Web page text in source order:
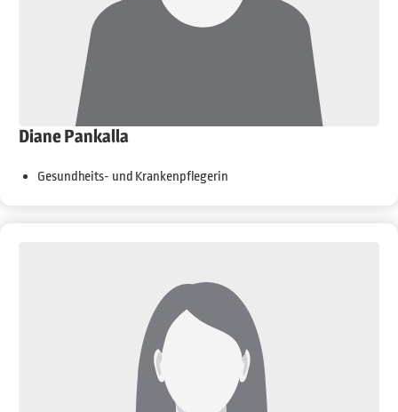
Diane Pankalla
Gesundheits- und Krankenpflegerin